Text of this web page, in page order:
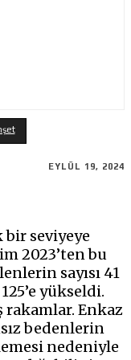
EYLÜL 19, 2024
seviyeye
2023’ten bu
sayısı 41
yükseldi.
Enkaz
bedenlerin
nedeniyle